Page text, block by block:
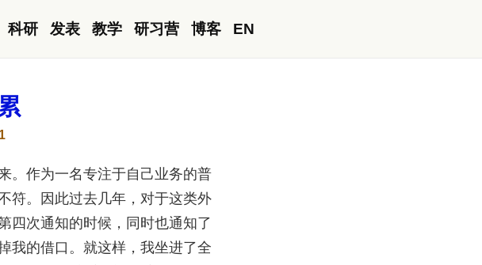
科研 发表 教学 研习营 博客 EN
。作为一名专注于自己业务的普
符。因此过去几年，对于这类外
四次通知的时候，同时也通知了
我的借口。就这样，我坐进了全